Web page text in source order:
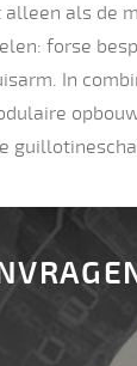
als de
forse
In